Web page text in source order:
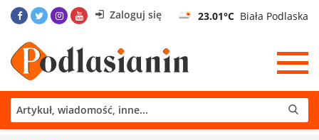
Zaloguj się 23.01°C Biała Podlaska